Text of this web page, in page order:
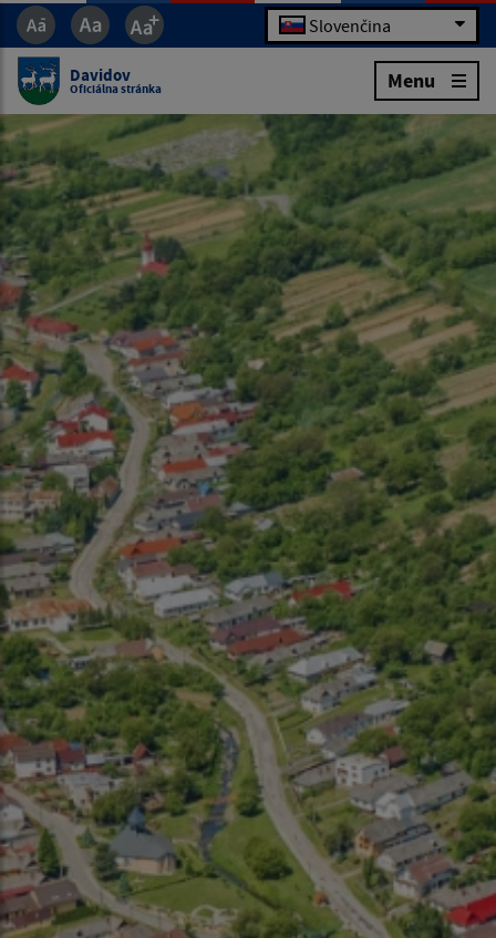
Slovenčina
Davidov
Oficiálna stránka Menu